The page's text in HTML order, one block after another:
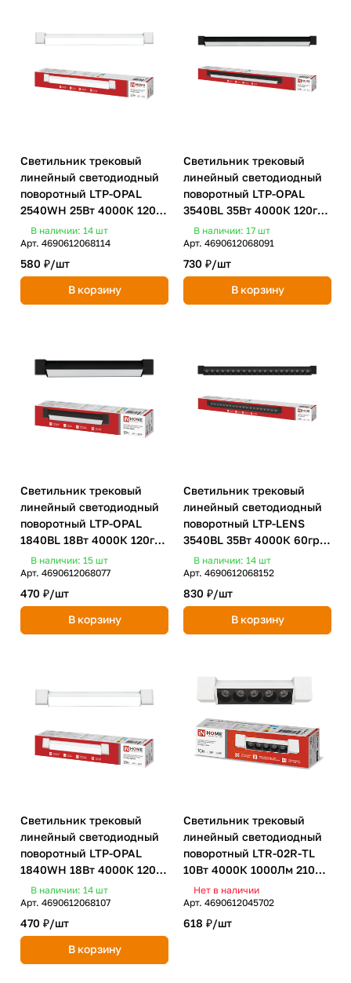
Светильник трековый
линейный светодиодный
поворотный LTP-OPAL
2540WH 25Вт 4000К 120гр
465мм белый IN HOME
В наличии: 14 шт
Арт. 4690612068114
580 ₽/шт
В корзину
Светильник трековый
линейный светодиодный
поворотный LTP-OPAL
3540BL 35Вт 4000К 120гр
598мм черный IN HOME
В наличии: 17 шт
Арт. 4690612068091
730 ₽/шт
В корзину
Светильник трековый
линейный светодиодный
поворотный LTP-OPAL
1840BL 18Вт 4000К 120гр
333мм черный IN HOME
В наличии: 15 шт
Арт. 4690612068077
470 ₽/шт
В корзину
Светильник трековый
линейный светодиодный
поворотный LTP-LENS
3540BL 35Вт 4000К 60гр
598мм черный IN HOME
В наличии: 14 шт
Арт. 4690612068152
830 ₽/шт
В корзину
Светильник трековый
линейный светодиодный
поворотный LTP-OPAL
1840WH 18Вт 4000К 120гр
333мм белый IN HOME
В наличии: 14 шт
Арт. 4690612068107
470 ₽/шт
В корзину
Светильник трековый
линейный светодиодный
поворотный LTR-02R-TL
10Вт 4000К 1000Лм 210мм
IP40 24 градуса белый
серии TOP-LINE IN HOME
Нет в наличии
Арт. 4690612045702
618 ₽/шт